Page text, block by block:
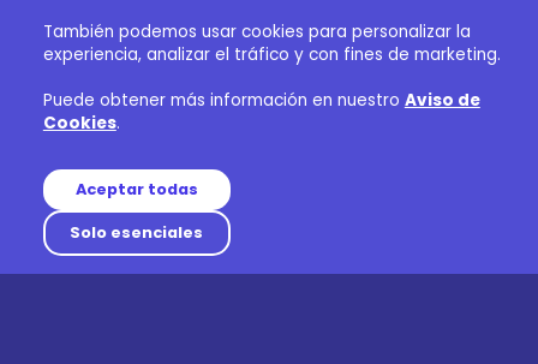
También podemos usar cookies para personalizar la
experiencia, analizar el tráfico y con fines de marketing.
Puede obtener más información en nuestro Aviso de
Cookies.
Aceptar todas
Solo esenciales